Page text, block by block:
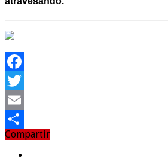
Facebook
Twitter
Email
Compartir
Compartir